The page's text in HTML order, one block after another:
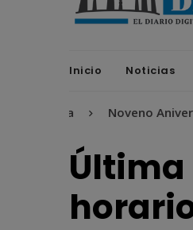
Inicio Noticias
Noveno Aniversario
Última